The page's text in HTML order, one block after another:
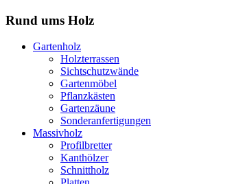
Rund ums Holz
Gartenholz
Holzterrassen
Sichtschutzwände
Gartenmöbel
Pflanzkästen
Gartenzäune
Sonderanfertigungen
Massivholz
Profilbretter
Kanthölzer
Schnittholz